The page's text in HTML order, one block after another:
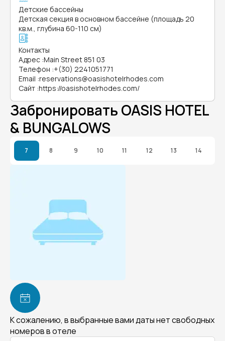
Детские бассейны
Детская секция в основном бассейне (площадь 20
кв.м., глубина 60-110 см)
Контакты
Адрес :Main Street 851 03
Телефон :+(30) 2241051771
Email :reservations@oasishotelrhodes.com
Сайт :https://oasishotelrhodes.com/
Забронировать OASIS HOTEL
& BUNGALOWS
7 8 9 10 11 12 13 14
К сожалению, в выбранные вами даты нет свободных
номеров в отеле